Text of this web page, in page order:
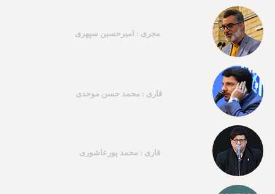
مجری : امیرحسین سپهری
قاری : محمد حسن موحدی
قاری : محمد پورعاشوری